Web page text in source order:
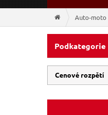
Auto-moto
Podkategorie
Cenové rozpětí
109 Kč